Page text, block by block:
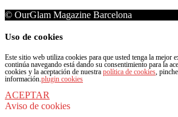
© OurGlam Magazine Barcelona
Uso de cookies
Este sitio web utiliza cookies para que usted tenga la mejor
continúa navegando está dando su consentimiento para la
cookies y la aceptación de nuestra política de cookies,
información.plugin cookies
ACEPTAR
Aviso de cookies